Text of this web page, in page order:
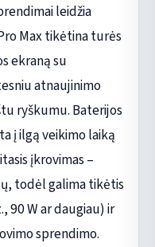
leidžia
Max tikėtina turės
ekraną su
atnaujinimo
ryškumu. Baterijos
į ilgą veikimo laiką
įkrovimas –
todėl galima tikėtis
90 W ar daugiau) ir
sprendimo.